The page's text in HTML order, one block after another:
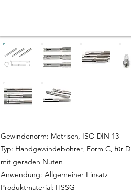
Gewindenorm: Metrisch, ISO DIN 13
Typ: Handgewindebohrer, Form C, für
mit geraden Nuten
Anwendung: Allgemeiner Einsatz
Produktmaterial: HSSG